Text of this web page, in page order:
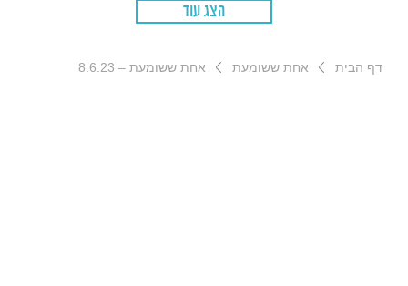
הצג עוד
דף הבית אחת ששומעת אחת ששומעת – 8.6.23